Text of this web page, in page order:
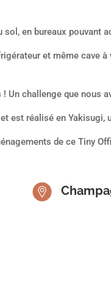
en bureaux pouvant
et même cave
Un challenge que nous
est réalisé en
de ce Tiny